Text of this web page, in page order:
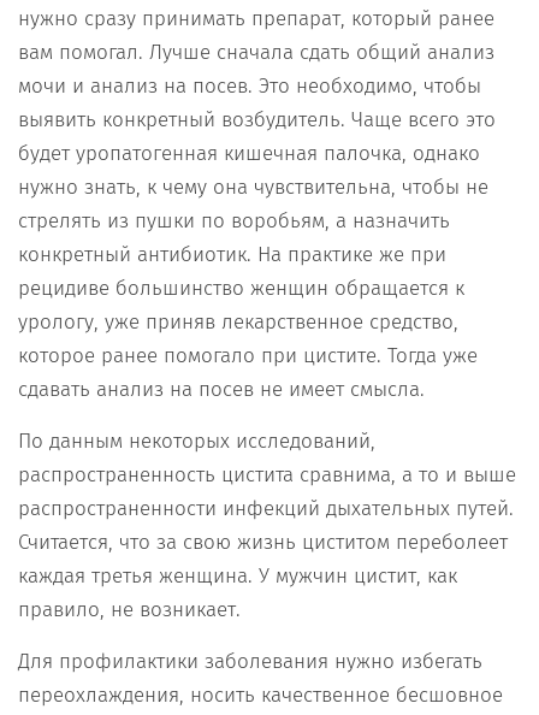
нужно сразу принимать препарат, который ранее
вам помогал. Лучше сначала сдать общий анализ
мочи и анализ на посев. Это необходимо, чтобы
выявить конкретный возбудитель. Чаще всего это
будет уропатогенная кишечная палочка, однако
нужно знать, к чему она чувствительна, чтобы не
стрелять из пушки по воробьям, а назначить
конкретный антибиотик. На практике же при
рецидиве большинство женщин обращается к
урологу, уже приняв лекарственное средство,
которое ранее помогало при цистите. Тогда уже
сдавать анализ на посев не имеет смысла.
По данным некоторых исследований,
распространенность цистита сравнима, а то и выше
распространенности инфекций дыхательных путей.
Считается, что за свою жизнь циститом переболеет
каждая третья женщина. У мужчин цистит, как
правило, не возникает.
Для профилактики заболевания нужно избегать
переохлаждения, носить качественное бесшовное